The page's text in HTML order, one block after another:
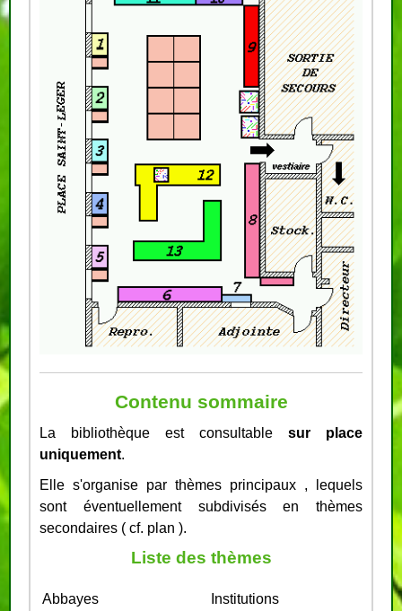
Contenu sommaire
La bibliothèque est consultable sur place
uniquement.
Elle s'organise par thèmes principaux , lequels
sont éventuellement subdivisés en thèmes
secondaires ( cf. plan ).
Liste des thèmes
Abbayes
Institutions